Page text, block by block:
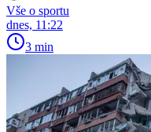
Vše o sportu
dnes, 11:22
3 min